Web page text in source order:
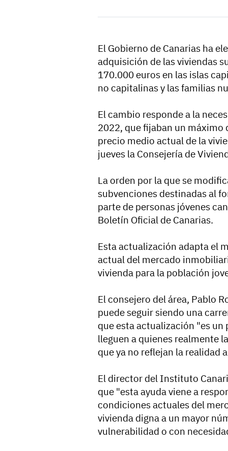
El Gobierno de Canarias ha
adquisición de las viviendas
170.000 euros en las islas
no capitalinas y las familias
El cambio responde a la
2022, que fijaban un máximo
precio medio actual de la
jueves la Consejería de
La orden por la que se
subvenciones destinadas al
parte de personas jóvenes
Boletín Oficial de Canarias.
Esta actualización adapta el
actual del mercado
vivienda para la población
El consejero del área, Pablo
puede seguir siendo una
que esta actualización "es un
lleguen a quienes realmente
que ya no reflejan la realidad
El director del Instituto
que "esta ayuda viene a
condiciones actuales del
vivienda digna a un mayor
vulnerabilidad o con